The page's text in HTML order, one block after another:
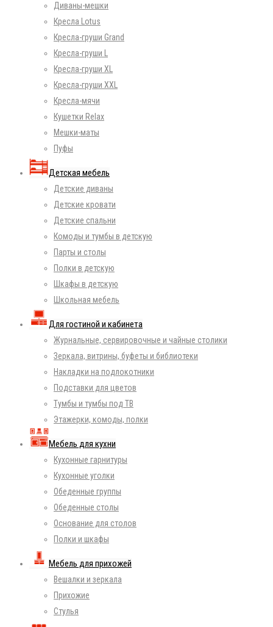
Диваны-мешки
Кресла Lotus
Кресла-груши Grand
Кресла-груши L
Кресла-груши XL
Кресла-груши XXL
Кресла-мячи
Кушетки Relax
Мешки-маты
Пуфы
Детская мебель
Детские диваны
Детские кровати
Детские спальни
Комоды и тумбы в детскую
Парты и столы
Полки в детскую
Шкафы в детскую
Школьная мебель
Для гостиной и кабинета
Журнальные, сервировочные и чайные столики
Зеркала, витрины, буфеты и библиотеки
Накладки на подлокотники
Подставки для цветов
Тумбы и тумбы под ТВ
Этажерки, комоды, полки
Мебель для кухни
Кухонные гарнитуры
Кухонные уголки
Обеденные группы
Обеденные столы
Основание для столов
Полки и шкафы
Мебель для прихожей
Вешалки и зеркала
Прихожие
Стулья